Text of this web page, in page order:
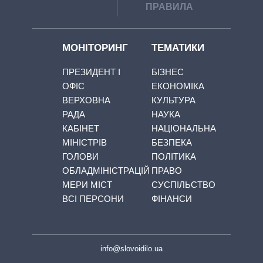
ПРАВИЛА
МОНІТОРИНГ
ПРЕЗИДЕНТ І
ОФІС
ВЕРХОВНА
РАДА
КАБІНЕТ
МІНІСТРІВ
ГОЛОВИ
ОБЛАДМІНІСТРАЦІЙ
МЕРИ МІСТ
ВСІ ПЕРСОНИ
ТЕМАТИКИ
БІЗНЕС
ЕКОНОМІКА
КУЛЬТУРА
НАУКА
НАЦІОНАЛЬНА
БЕЗПЕКА
ПОЛІТИКА
ПРАВО
СУСПІЛЬСТВО
ФІНАНСИ
info@slovoidilo.ua